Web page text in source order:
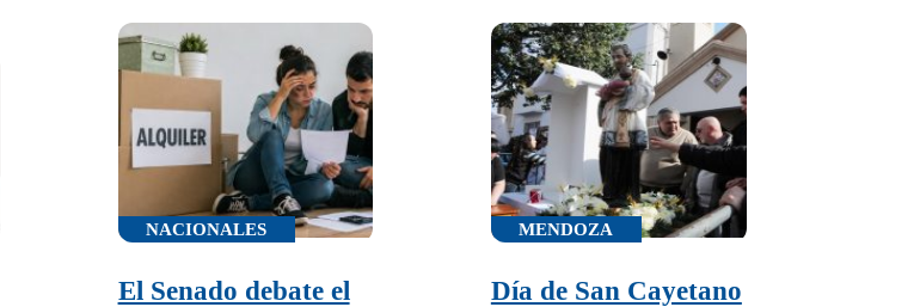
NACIONALES
El Senado debate el
MENDOZA
Día de San Cayetano